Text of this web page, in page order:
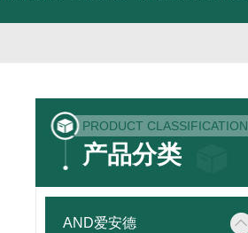
PRODUCT CLASSIFICATION
产品分类
AND爱安德